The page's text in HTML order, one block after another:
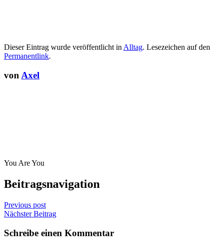
Dieser Eintrag wurde veröffentlicht in Alltag. Lesezeichen auf den
Permanentlink.
von Axel
You Are You
Beitragsnavigation
Previous post
Nächster Beitrag
Schreibe einen Kommentar